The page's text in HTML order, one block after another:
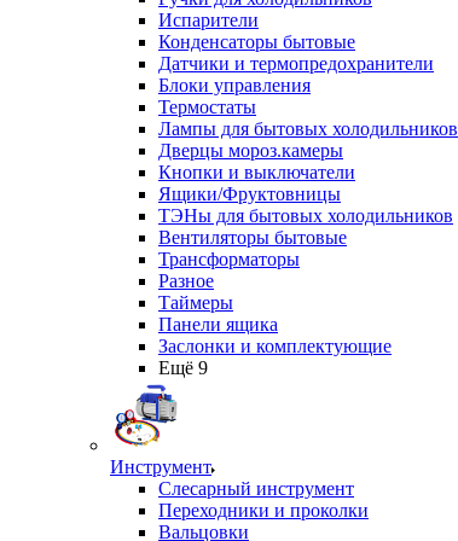
Испарители
Конденсаторы бытовые
Датчики и термопредохранители
Блоки управления
Термостаты
Лампы для бытовых холодильников
Дверцы мороз.камеры
Кнопки и выключатели
Ящики/Фруктовницы
ТЭНы для бытовых холодильников
Вентиляторы бытовые
Трансформаторы
Разное
Таймеры
Панели ящика
Заслонки и комплектующие
Ещё 9
Инструмент
Слесарный инструмент
Переходники и проколки
Вальцовки